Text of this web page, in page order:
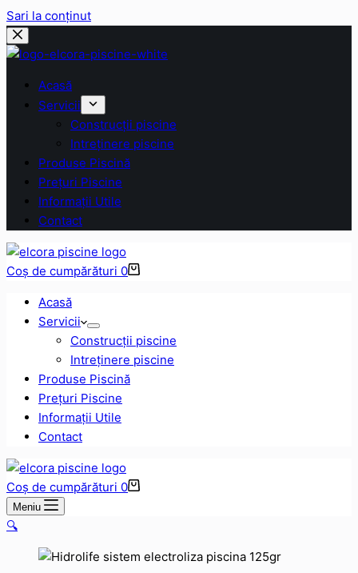
Sari la conținut
Acasă
Servicii
Construcții piscine
Intreținere piscine
Produse Piscină
Prețuri Piscine
Informații Utile
Contact
Coș de cumpărături 0
Acasă
Servicii
Construcții piscine
Intreținere piscine
Produse Piscină
Prețuri Piscine
Informații Utile
Contact
Coș de cumpărături 0
Meniu
🔍